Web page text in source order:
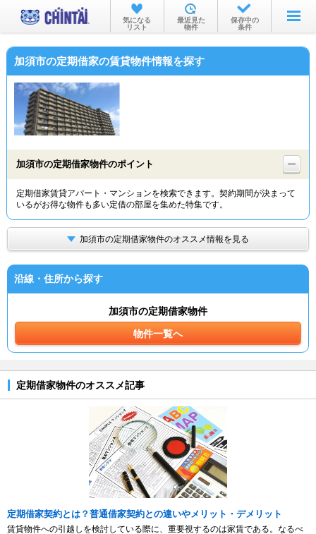
お部屋を探す
沿線・駅から
物件特集から
TOP
気になる
リスト
最近見た
物件
保存中の
条件
加須市の定期借家の賃貸物件情報を探す
加須市の定期借家物件のポイント
定期借家賃貸アパート・マンションを検索できます。契約期間が決まって
いるがお得な物件も多い定借の部屋を集めた特集です。
加須市の定期借家物件のオススメ情報を見る
沿線・住所から探す
加須市の定期借家物件
物件一覧へ
定期借家物件のオススメ記事
定期借家契約とは？普通借家契約との違いやメリット・デメリット
賃貸物件への引越しを検討している際に、重要視するのは家賃である。なるべ